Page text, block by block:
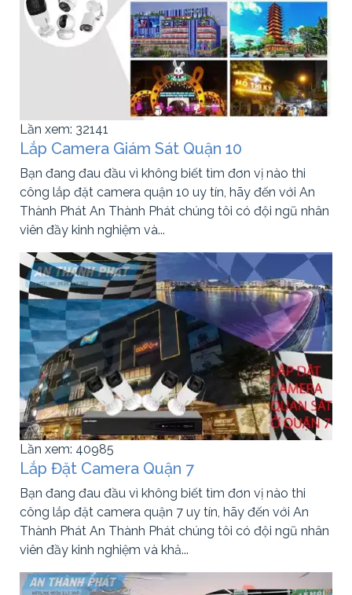
Lần xem: 32141
Lắp Camera Giám Sát Quận 10
Bạn đang đau đầu vì không biết tìm đơn vị nào thi
công lắp đặt camera quận 10 uy tín, hãy đến với An
Thành Phát An Thành Phát chúng tôi có đội ngũ nhân
viên đầy kinh nghiệm và...
Lần xem: 40985
Lắp Đặt Camera Quận 7
Bạn đang đau đầu vì không biết tìm đơn vị nào thi
công lắp đặt camera quận 7 uy tín, hãy đến với An
Thành Phát An Thành Phát chúng tôi có đội ngũ nhân
viên đầy kinh nghiệm và khả...